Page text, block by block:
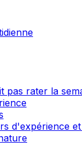
pas rater la
d'expérience